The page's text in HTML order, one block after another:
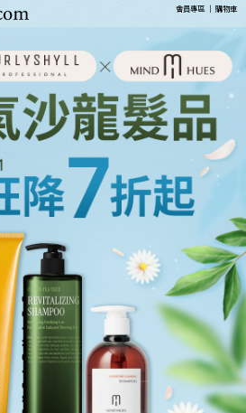
會員專區 ｜ 購物車